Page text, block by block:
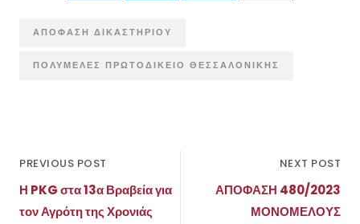
ΑΠΌΦΑΣΗ ΔΙΚΑΣΤΗΡΊΟΥ
ΠΟΛΥΜΕΛΈΣ ΠΡΩΤΟΔΙΚΕΊΟ ΘΕΣΣΑΛΟΝΊΚΗΣ
PREVIOUS POST
Η PKG στα 13α Βραβεία για
τον Αγρότη της Χρονιάς
NEXT POST
ΑΠΟΦΑΣΗ 480/2023
ΜΟΝΟΜΕΛΟΥΣ